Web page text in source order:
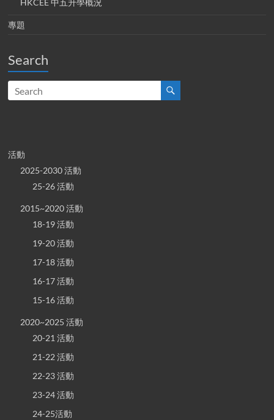
HKCEE 中五升學概況
專題
Search
活動
2025-2030 活動
25-26 活動
2015~2020 活動
18-19 活動
19-20 活動
17-18 活動
16-17 活動
15-16 活動
2020~2025 活動
20-21 活動
21-22 活動
22-23 活動
23-24 活動
24-25活動